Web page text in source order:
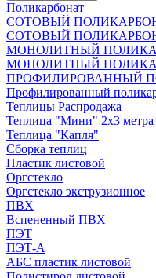
Поликарбонат
СОТОВЫЙ
СОТОВЫЙ
МОНОЛИТНЫЙ
МОНОЛИТНЫЙ
ПРОФИЛИРОВАННЫЙ
Профилированный
Теплицы Распродажа
Теплица "Мини" 2х3 метра
Теплица "Капля"
Сборка теплиц
Пластик листовой
Оргстекло
Оргстекло экструзионное
ПВХ
Вспененный ПВХ
ПЭТ
ПЭТ-А
АБС пластик листовой